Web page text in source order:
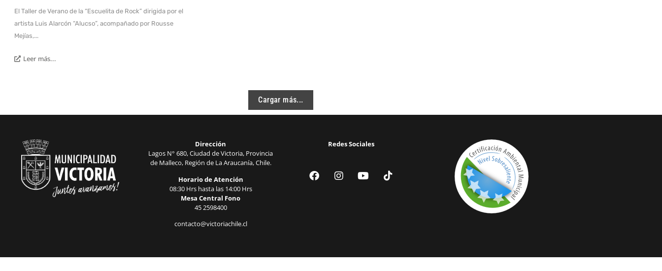
El Taller de Verano de la “Escuelita de Rock” dirigida por el
artista Luis Alarcón “Alucso”, acompañado por Rousse
Mejías,...
Leer más...
Cargar más...
Dirección
Lagos N° 680, Ciudad de Victoria, Provincia
de Malleco, Región de La Araucanía, Chile.
Horario de Atención
08:30 Hrs hasta las 14:00 Hrs
Mesa Central Fono
45 2598400
contacto@victoriachile.cl
Redes Sociales